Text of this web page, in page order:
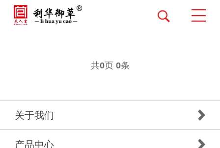
共0页 0条
关于我们
产品中心